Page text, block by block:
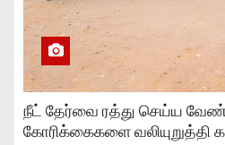
நீட் தேர்வை ரத்து செய்ய
கோரிக்கைகளை